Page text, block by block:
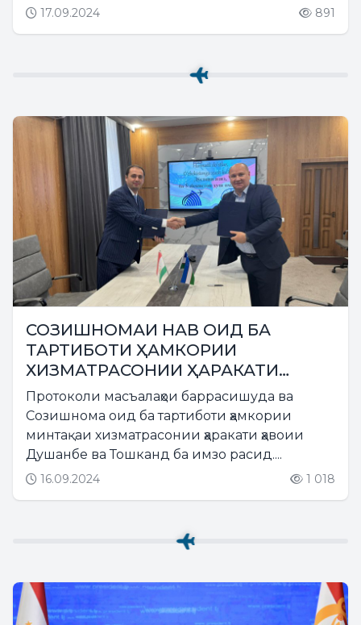
17.09.2024 891
СОЗИШНОМАИ НАВ ОИД БА
ТАРТИБОТИ ҲАМКОРИИ
ХИЗМАТРАСОНИИ ҲАРАКАТИ
ҲАВОӢ
Протоколи масъалаҳои баррасишуда ва
Созишнома оид ба тартиботи ҳамкории
минтақаи хизматрасонии ҳаракати ҳавоии
Душанбе ва Тошканд ба имзо расид....
16.09.2024 1 018